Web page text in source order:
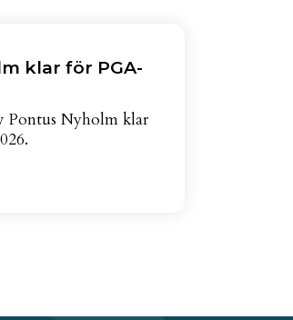
klar för PGA-
Pontus Nyholm klar